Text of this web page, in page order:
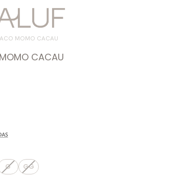
MOMO CACAU
CACAU
G GG